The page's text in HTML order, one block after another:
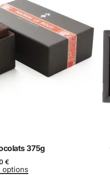
375g
€
options